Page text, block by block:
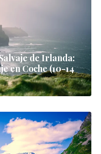
de Irlanda:
en Coche (10-14